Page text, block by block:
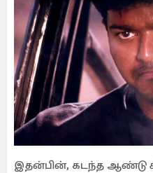
இதன்பின், கடந்த ஆண்டு